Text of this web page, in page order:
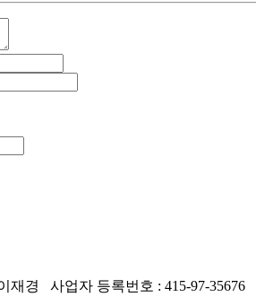
재경 사업자 등록번호 : 415-97-35676